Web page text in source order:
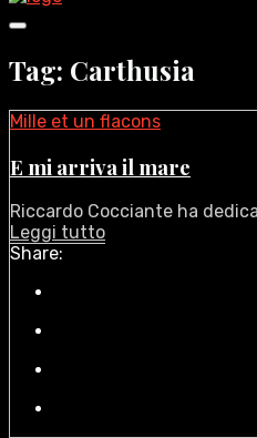
Tag: Carthusia
Mille et un flacons
E mi arriva il mare
Riccardo Cocciante ha
Leggi tutto
Share: